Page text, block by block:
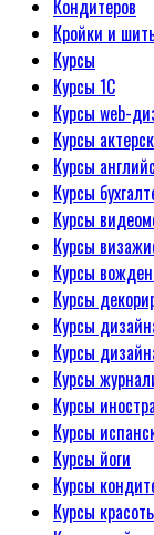
Кондитеров
Кройки и
Курсы
Курсы 1С
Курсы web-
Курсы
Курсы
Курсы
Курсы
Курсы
Курсы
Курсы
Курсы
Курсы
Курсы
Курсы
Курсы
Курсы йоги
Курсы
Курсы